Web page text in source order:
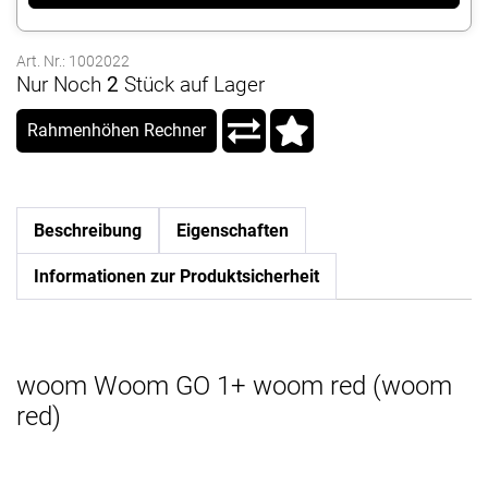
Art. Nr.: 1002022
Nur Noch 2 Stück auf Lager
Rahmenhöhen Rechner
Beschreibung Eigenschaften
Informationen zur Produktsicherheit
woom Woom GO 1+ woom red (woom
red)